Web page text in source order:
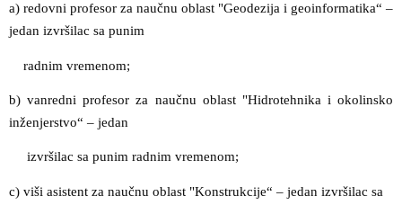
a) redovni profesor za naučnu oblast "Geodezija i geoinformatika“ –
jedan izvršilac sa punim
radnim vremenom;
b) vanredni profesor za naučnu oblast "Hidrotehnika i okolinsko
inženjerstvo“ – jedan
izvršilac sa punim radnim vremenom;
c) viši asistent za naučnu oblast "Konstrukcije“ – jedan izvršilac sa